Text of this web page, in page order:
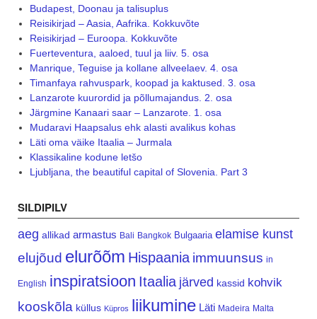
Budapest, Doonau ja talisuplus
Reisikirjad – Aasia, Aafrika. Kokkuvõte
Reisikirjad – Euroopa. Kokkuvõte
Fuerteventura, aaloed, tuul ja liiv. 5. osa
Manrique, Teguise ja kollane allveelaev. 4. osa
Timanfaya rahvuspark, koopad ja kaktused. 3. osa
Lanzarote kuurordid ja põllumajandus. 2. osa
Järgmine Kanaari saar – Lanzarote. 1. osa
Mudaravi Haapsalus ehk alasti avalikus kohas
Läti oma väike Itaalia – Jurmala
Klassikaline kodune letšo
Ljubljana, the beautiful capital of Slovenia. Part 3
SILDIPILV
aeg allikad armastus Bali Bangkok Bulgaaria elamise kunst
elujõud elurõõm Hispaania immuunsus in
English inspiratsioon Itaalia järved kassid kohvik
kooskõla küllus Küpros liikumine Läti Madeira Malta